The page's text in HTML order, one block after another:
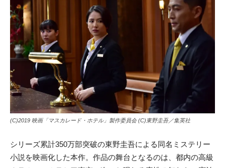
(C)2019 映画「マスカレード・ホテル」製作委員会 (C)東野圭吾／集英社
シリーズ累計350万部突破の東野圭吾による同名ミステリー
小説を映画化した本作。作品の舞台となるのは、都内の高級